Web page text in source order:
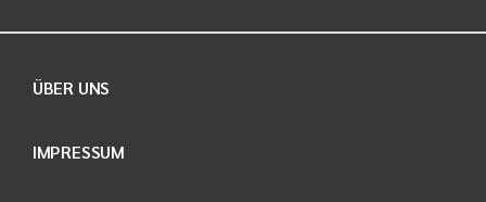
ÜBER UNS
IMPRESSUM